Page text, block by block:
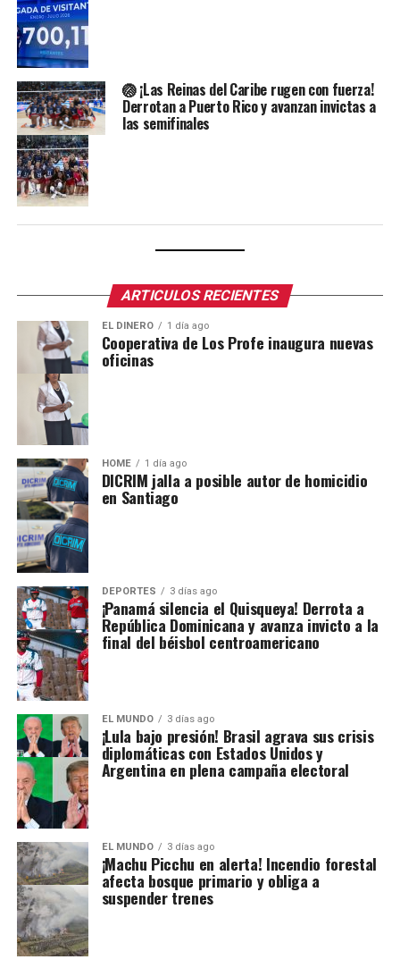
🏐 ¡Las Reinas del Caribe rugen con fuerza!
Derrotan a Puerto Rico y avanzan invictas a
las semifinales
ARTICULOS RECIENTES
EL DINERO 1 día ago
Cooperativa de Los Profe inaugura nuevas
oficinas
HOME 1 día ago
DICRIM jalla a posible autor de homicidio
en Santiago
DEPORTES 3 días ago
¡Panamá silencia el Quisqueya! Derrota a
República Dominicana y avanza invicto a la
final del béisbol centroamericano
EL MUNDO 3 días ago
¡Lula bajo presión! Brasil agrava sus crisis
diplomáticas con Estados Unidos y
Argentina en plena campaña electoral
EL MUNDO 3 días ago
¡Machu Picchu en alerta! Incendio forestal
afecta bosque primario y obliga a
suspender trenes